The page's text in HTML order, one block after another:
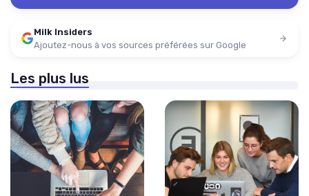
Milk Insiders
Ajoutez-nous à vos sources préférées sur Google
Les plus lus